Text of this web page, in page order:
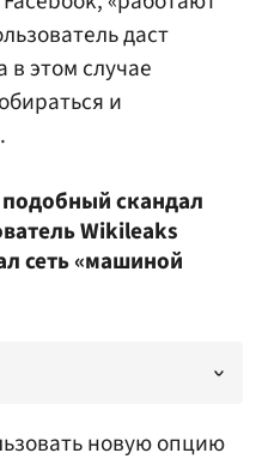
даст
в этом случае
и
скандал
Wikileaks
сеть «машиной
новую опцию